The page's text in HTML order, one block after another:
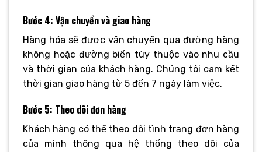
Bước 4: Vận chuyển và giao hàng
Hàng hóa sẽ được vận chuyển qua đường hàng
không hoặc đường biển tùy thuộc vào nhu cầu
và thời gian của khách hàng. Chúng tôi cam kết
thời gian giao hàng từ 5 đến 7 ngày làm việc.
Bước 5: Theo dõi đơn hàng
Khách hàng có thể theo dõi tình trạng đơn hàng
của mình thông qua hệ thống theo dõi của